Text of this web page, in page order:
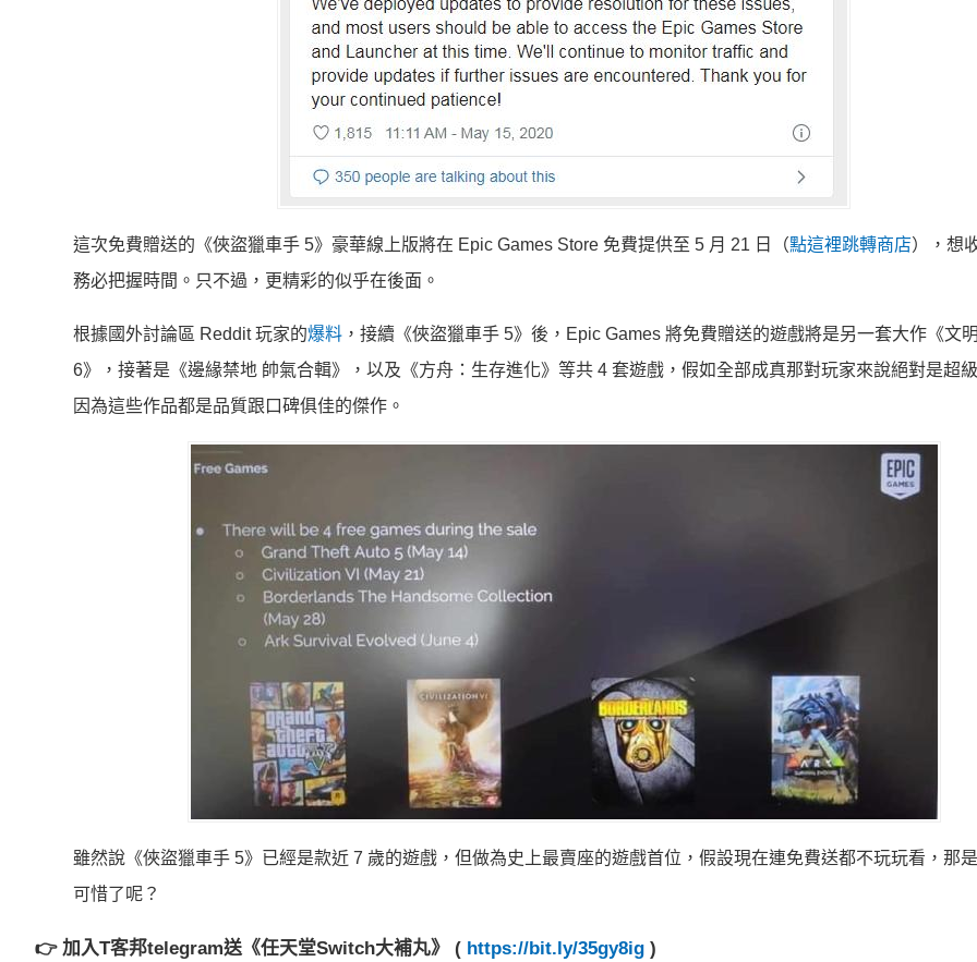
這次免費贈送的《俠盜獵車手 5》豪華線上版將在 Epic Games Store 免費提供至 5 月 21 日（點這裡跳轉商店），想
務必把握時間。只不過，更精彩的似乎在後面。
根據國外討論區 Reddit 玩家的爆料 ，接續《俠盜獵車手 5》後，Epic Games 將免費贈送的遊戲將是另一套大作《文
6》，接著是《邊緣禁地 帥氣合輯》，以及《方舟：生存進化》等共 4 套遊戲，假如全部成真那對玩家來說絕對是超級
因為這些作品都是品質跟口碑俱佳的傑作。
雖然說《俠盜獵車手 5》已經是款近 7 歲的遊戲，但做為史上最賣座的遊戲首位，假設現在連免費送都不玩玩看，那
可惜了呢？
👉 加入T客邦telegram送《任天堂Switch大補丸》 ( https://bit.ly/35gy8ig )